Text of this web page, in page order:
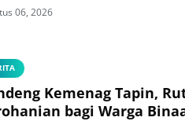
06, 2026
Kemenag Tapin,
bagi Warga